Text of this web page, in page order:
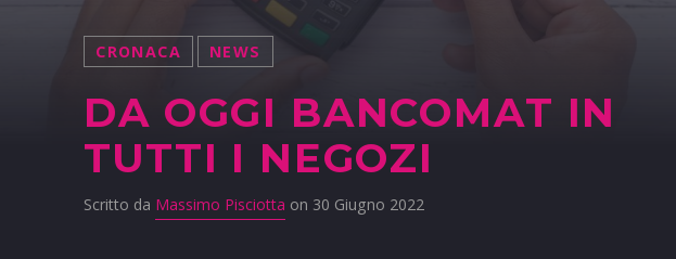
CRONACA NEWS
DA OGGI BANCOMAT IN
TUTTI I NEGOZI
Scritto da Massimo Pisciotta on 30 Giugno 2022